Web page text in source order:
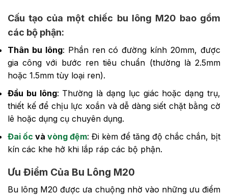
Cấu tạo của một chiếc bu lông M20 bao gồm
các bộ phận:
Thân bu lông: Phần ren có đường kính 20mm, được
gia công với bước ren tiêu chuẩn (thường là 2.5mm
hoặc 1.5mm tùy loại ren).
Đầu bu lông: Thường là dạng lục giác hoặc dạng trụ,
thiết kế để chịu lực xoắn và dễ dàng siết chặt bằng cờ
lê hoặc dụng cụ chuyên dụng.
Đai ốc và vòng đệm: Đi kèm để tăng độ chắc chắn, bịt
kín các khe hở khi lắp ráp các bộ phận.
Ưu Điểm Của Bu Lông M20
Bu lông M20 được ưa chuộng nhờ vào những ưu điểm